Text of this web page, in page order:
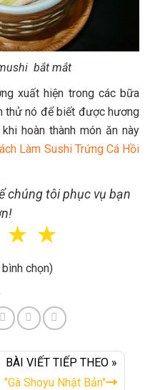
bắt mắt
xuất hiện trong các bữa
thử nó để biết được hương
hoàn thành món ăn này
Làm Sushi Trứng Cá Hồi
chúng tôi phục vụ bạn
☆
☆
chọn)
BÀI VIẾT TIẾP THEO »
"Gà Shoyu Nhật Bản"